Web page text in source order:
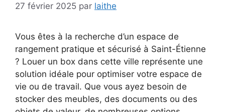
27 février 2025 par laithe
Vous êtes à la recherche d’un espace de
rangement pratique et sécurisé à Saint-Étienne
? Louer un box dans cette ville représente une
solution idéale pour optimiser votre espace de
vie ou de travail. Que vous ayez besoin de
stocker des meubles, des documents ou des